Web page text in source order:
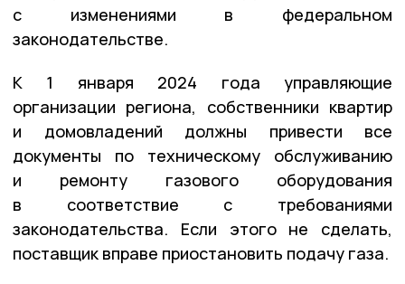
с изменениями в федеральном
законодательстве.
К 1 января 2024 года управляющие
организации региона, собственники квартир
и домовладений должны привести все
документы по техническому обслуживанию
и ремонту газового оборудования
в соответствие с требованиями
законодательства. Если этого не сделать,
поставщик вправе приостановить подачу газа.